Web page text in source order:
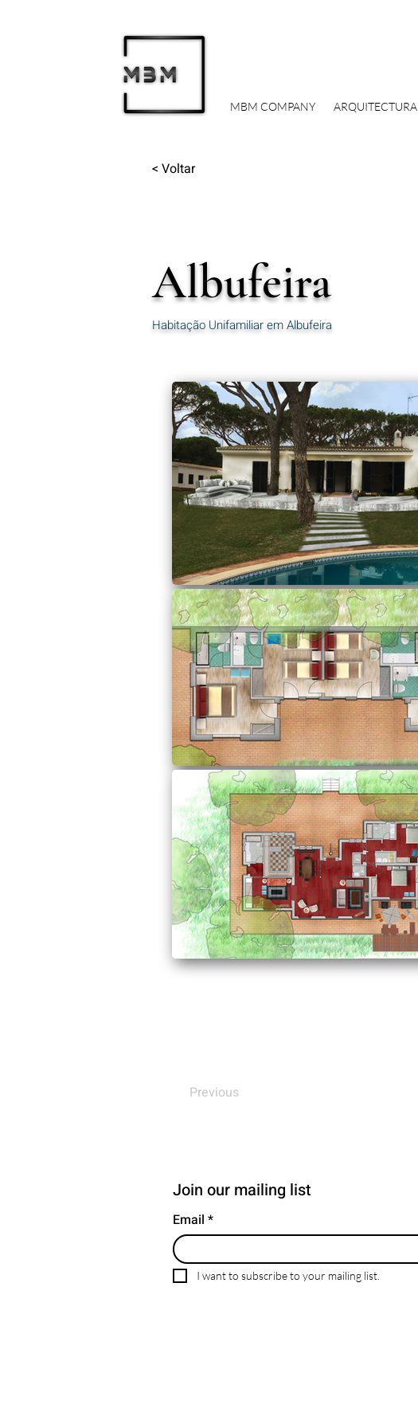
MBM COMPANY ARQUITECTURA
< Voltar
Albufeira
Habitação Unifamiliar em Albufeira
Previous
Join our mailing list
Email *
I want to subscribe to your mailing list.